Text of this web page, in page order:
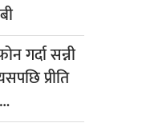
गर्दा सन्नी
प्रीति